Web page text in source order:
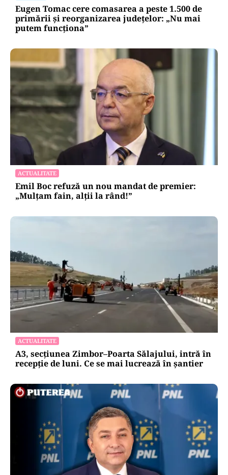
Eugen Tomac cere comasarea a peste 1.500 de
primării și reorganizarea județelor: „Nu mai
putem funcționa”
ACTUALITATE
Emil Boc refuză un nou mandat de premier:
„Mulțam fain, alții la rând!”
ACTUALITATE
A3, secțiunea Zimbor–Poarta Sălajului, intră în
recepție de luni. Ce se mai lucrează în șantier